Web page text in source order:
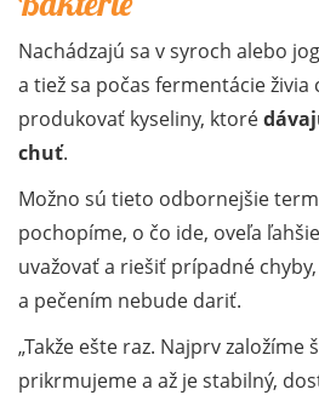
Nachádzajú sa v syroch alebo
a tiež sa počas fermentácie
produkovať kyseliny, ktoré
chuť.
Možno sú tieto odbornejšie
pochopíme, o čo ide, oveľa
uvažovať a riešiť prípadné
a pečením nebude dariť.
Takže ešte raz. Najprv založíme
prikrmujeme a až je stabilný,